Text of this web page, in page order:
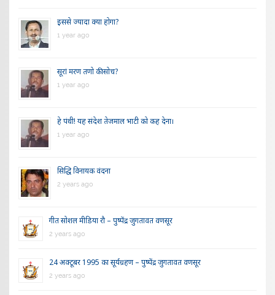
इससे ज्यादा क्या होगा?
1 year ago
सूरां मरण तणो की सोच?
1 year ago
हे पंथी! यह संदेश तेजमाल भाटी को कह देना।
1 year ago
सिद्धि विनायक वंदना
2 years ago
गीत सोशल मीडिया रौ – पुष्पेंद्र जुगतावत वणसूर
2 years ago
24 अक्टूबर 1995 का सूर्यग्रहण – पुष्पेंद्र जुगतावत वणसूर
2 years ago